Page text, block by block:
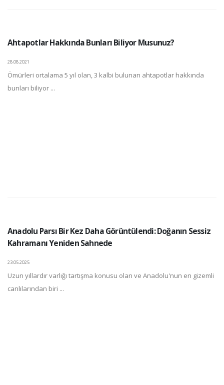
Ahtapotlar Hakkında Bunları Biliyor Musunuz?
28.08.2021
Ömürleri ortalama 5 yıl olan, 3 kalbi bulunan ahtapotlar hakkında
bunları biliyor ...
Anadolu Parsı Bir Kez Daha Görüntülendi: Doğanın Sessiz
Kahramanı Yeniden Sahnede
23.05.2025
Uzun yıllardır varlığı tartışma konusu olan ve Anadolu'nun en gizemli
canlılarından biri ...